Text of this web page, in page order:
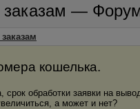
заказам —
кошелька.
обработки заявки на
а может и нет?